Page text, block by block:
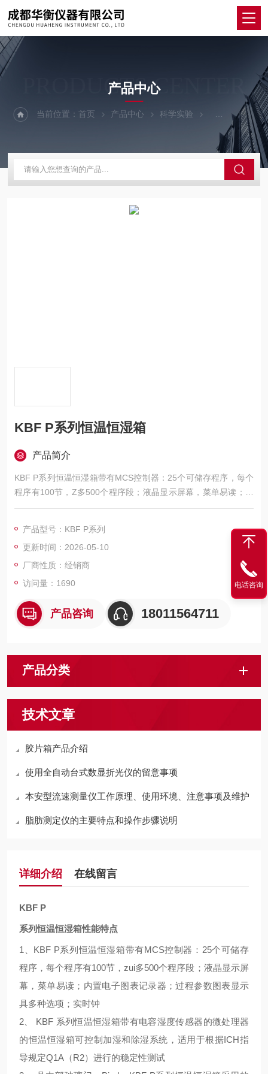
PRODUCTS CENTER
产品中心
当前位置：首页 产品中心 科学实验 其他仪器设备
KBF P系列恒温恒湿箱
产品简介
KBF P系列恒温恒湿箱带有MCS控制器：25个可储存程序，每个
程序有100节，Z多500个程序段；液晶显示屏幕，菜单易读；内
置电子图表记录器；过程参数图表显示具多种选项；
产品型号：KBF P系列
更新时间：2026-05-10
厂商性质：经销商
访问量：1690
产品咨询 18011564711
产品分类
技术文章
胶片箱产品介绍
使用全自动台式数显折光仪的留意事项
本安型流速测量仪工作原理、使用环境、注意事项及维护
脂肪测定仪的主要特点和操作步骤说明
详细介绍 在线留言
KBF P
系列恒温恒湿箱性能特点
1 KBF P系列恒温恒湿箱带有MCS控制器： 25个可储存
程序，每个程序有100节，zui多500个程序段；液晶显示屏
幕，菜单易读；内置电子图表记录器；过程参数图表显示
具多种选项；实时钟
2
KBF 系列恒温恒湿箱带有电容湿度传感器的微处理器
的恒温恒湿箱可控制加湿和除湿系统，适用于根据ICH指
导规定Q1A（R2） 进行的稳定性测试
电话咨询